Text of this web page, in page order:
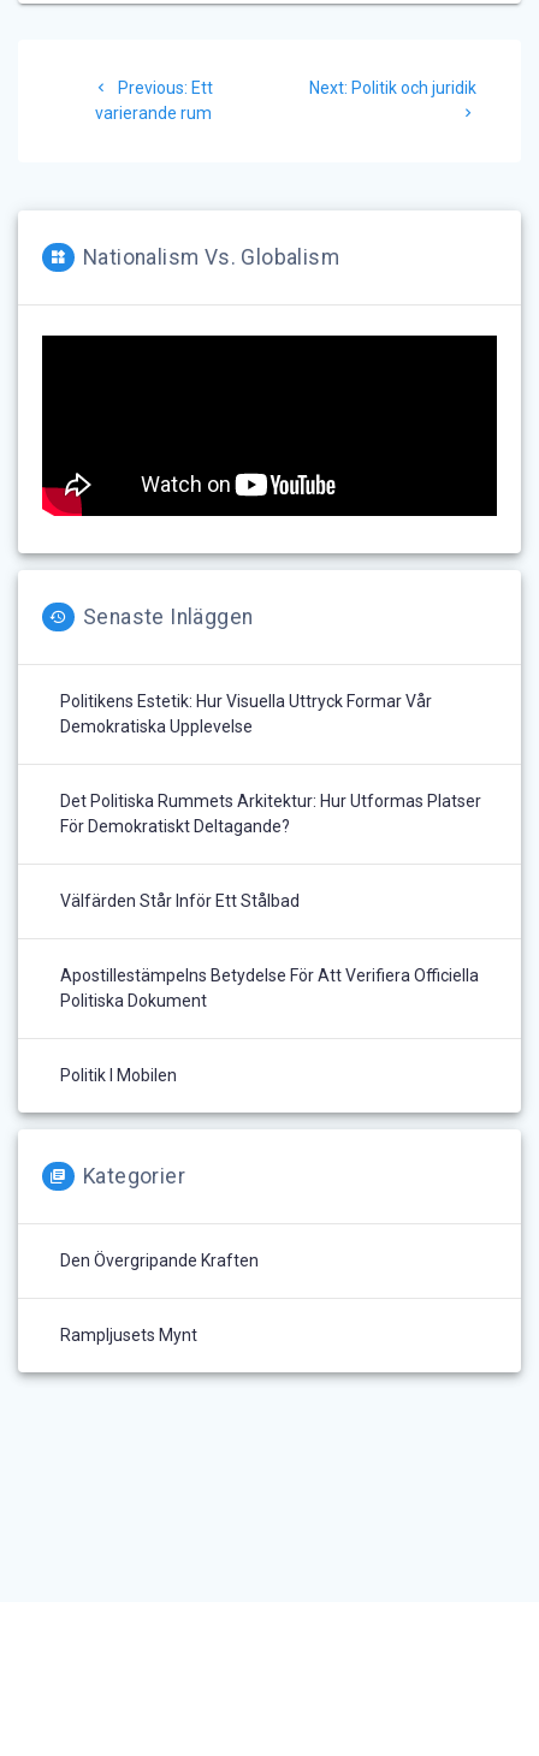
Previous: Previous
post:
Ett
varierande rum
Next: Next
Politik och juridik
Nationalism Vs. Globalism
Senaste Inläggen
Politikens Estetik: Hur Visuella Uttryck Formar Vår
Demokratiska Upplevelse
Det Politiska Rummets Arkitektur: Hur Utformas Platser
För Demokratiskt Deltagande?
Välfärden Står Inför Ett Stålbad
Apostillestämpelns Betydelse För Att Verifiera Officiella
Politiska Dokument
Politik I Mobilen
Kategorier
Den Övergripande Kraften
Rampljusets Mynt